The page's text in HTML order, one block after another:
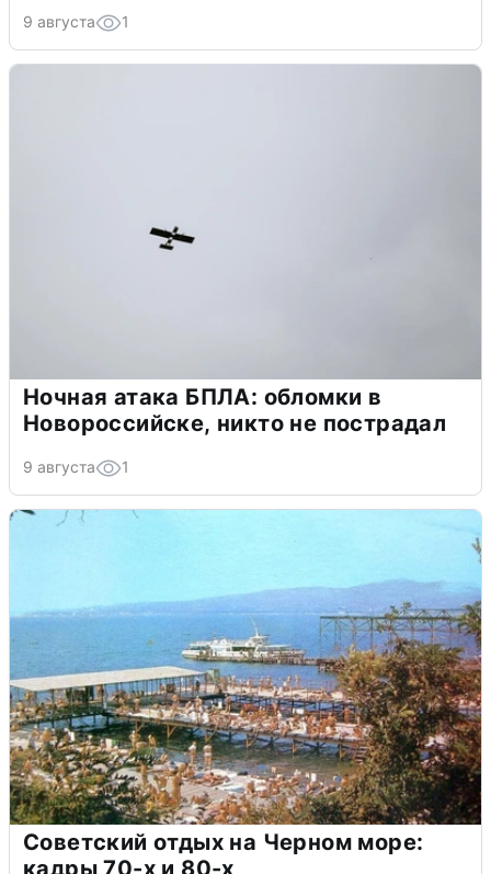
9 августа 1
Ночная атака БПЛА: обломки в
Новороссийске, никто не пострадал
9 августа 1
Советский отдых на Черном море:
кадры 70-х и 80-х